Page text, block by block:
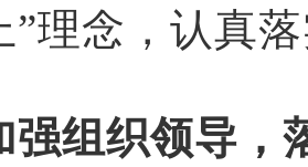
”理念，认真
强组织领导，